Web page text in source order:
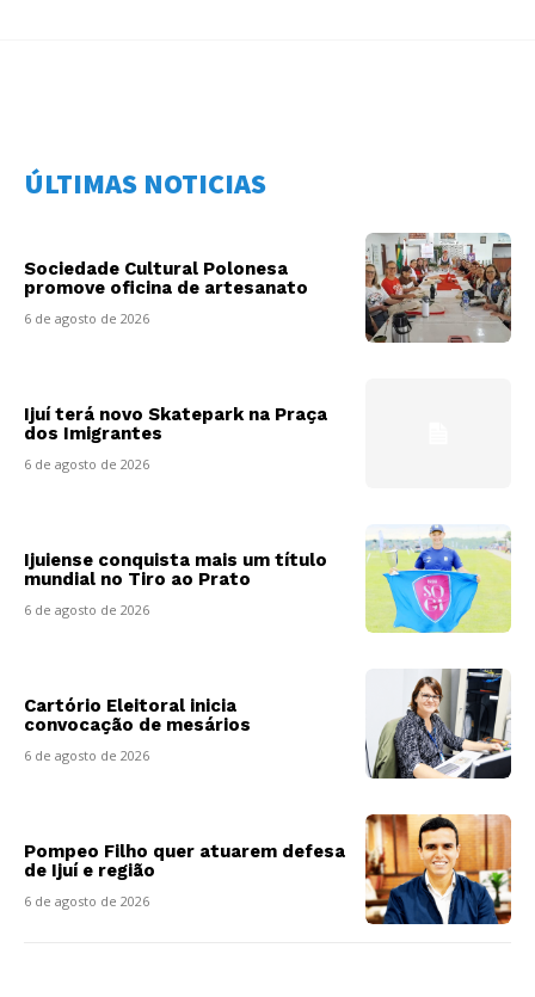
ÚLTIMAS NOTICIAS
Sociedade Cultural Polonesa
promove oficina de artesanato
6 de agosto de 2026
Ijuí terá novo Skatepark na Praça
dos Imigrantes
6 de agosto de 2026
Ijuiense conquista mais um título
mundial no Tiro ao Prato
6 de agosto de 2026
Cartório Eleitoral inicia
convocação de mesários
6 de agosto de 2026
Pompeo Filho quer atuarem defesa
de Ijuí e região
6 de agosto de 2026